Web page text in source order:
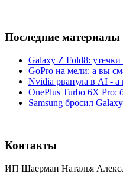
Последние материалы
Galaxy Z Fold8:
GoPro на мели: а вы
Nvidia рванула в AI -
OnePlus Turbo 6X
Samsung бросил
Контакты
ИП Шаерман Наталья